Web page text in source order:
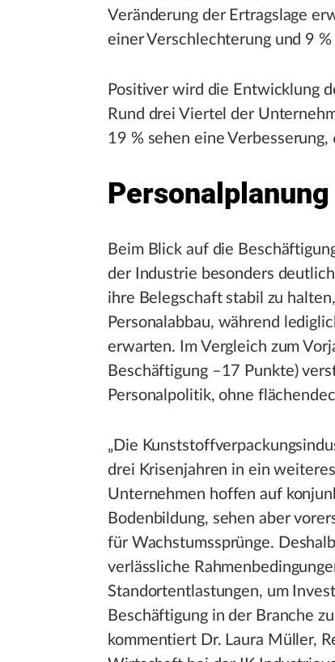
Veränderung der Ertragslage
einer Verschlechterung und 9
Positiver wird die Entwicklung
Rund drei Viertel der
19 % sehen eine
Beim Blick auf die
der Industrie besonders
ihre Belegschaft stabil zu
Personalabbau, während
erwarten. Im Vergleich zum
Beschäftigung –17 Punkte)
Personalpolitik, ohne
„Die
drei Krisenjahren in ein
Unternehmen hoffen auf
Bodenbildung, sehen aber
für Wachstumssprünge.
verlässliche
Standortentlastungen, um
Beschäftigung in der Branche zu
kommentiert Dr. Laura Müller,